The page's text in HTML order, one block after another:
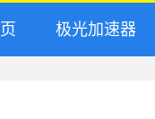
极光加速器